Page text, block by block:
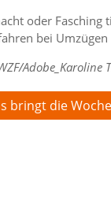
oder
bei
Adobe_Karoline
bringt die Woche